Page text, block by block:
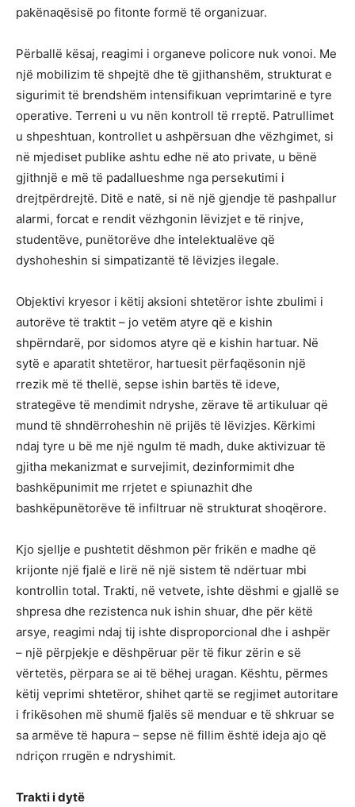
pakënaqësisë po fitonte formë të organizuar.
Përballë kësaj, reagimi i organeve policore nuk vonoi. Me
një mobilizim të shpejtë dhe të gjithanshëm, strukturat e
sigurimit të brendshëm intensifikuan veprimtarinë e tyre
operative. Terreni u vu nën kontroll të rreptë. Patrullimet
u shpeshtuan, kontrollet u ashpërsuan dhe vëzhgimet, si
në mjediset publike ashtu edhe në ato private, u bënë
gjithnjë e më të padallueshme nga persekutimi i
drejtpërdrejtë. Ditë e natë, si në një gjendje të pashpallur
alarmi, forcat e rendit vëzhgonin lëvizjet e të rinjve,
studentëve, punëtorëve dhe intelektualëve që
dyshoheshin si simpatizantë të lëvizjes ilegale.
Objektivi kryesor i këtij aksioni shtetëror ishte zbulimi i
autorëve të traktit – jo vetëm atyre që e kishin
shpërndarë, por sidomos atyre që e kishin hartuar. Në
sytë e aparatit shtetëror, hartuesit përfaqësonin një
rrezik më të thellë, sepse ishin bartës të ideve,
strategëve të mendimit ndryshe, zërave të artikuluar që
mund të shndërroheshin në prijës të lëvizjes. Kërkimi
ndaj tyre u bë me një ngulm të madh, duke aktivizuar të
gjitha mekanizmat e survejimit, dezinformimit dhe
bashkëpunimit me rrjetet e spiunazhit dhe
bashkëpunëtorëve të infiltruar në strukturat shoqërore.
Kjo sjellje e pushtetit dëshmon për frikën e madhe që
krijonte një fjalë e lirë në një sistem të ndërtuar mbi
kontrollin total. Trakti, në vetvete, ishte dëshmi e gjallë se
shpresa dhe rezistenca nuk ishin shuar, dhe për këtë
arsye, reagimi ndaj tij ishte disproporcional dhe i ashpër
– një përpjekje e dëshpëruar për të fikur zërin e së
vërtetës, përpara se ai të bëhej uragan. Kështu, përmes
këtij veprimi shtetëror, shihet qartë se regjimet autoritare
i frikësohen më shumë fjalës së menduar e të shkruar se
sa armëve të hapura – sepse në fillim është ideja ajo që
ndriçon rrugën e ndryshimit.
Trakti i dytë